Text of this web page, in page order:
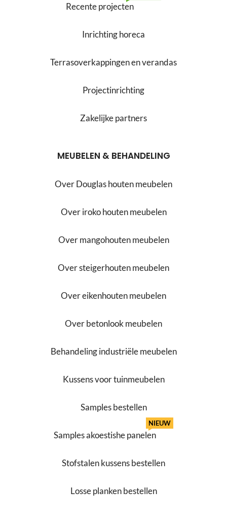
Recente projecten
Inrichting horeca
Terrasoverkappingen en verandas
Projectinrichting
Zakelijke partners
MEUBELEN & BEHANDELING
Over Douglas houten meubelen
Over iroko houten meubelen
Over mangohouten meubelen
Over steigerhouten meubelen
Over eikenhouten meubelen
Over betonlook meubelen
Behandeling industriële meubelen
Kussens voor tuinmeubelen
Samples bestellen
Samples akoestishe panelen
NIEUW
Stofstalen kussens bestellen
Losse planken bestellen